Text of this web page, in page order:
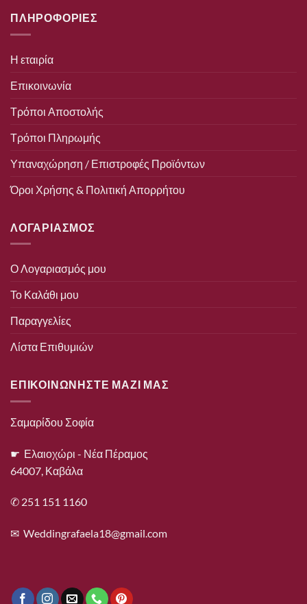
ΠΛΗΡΟΦΟΡΙΕΣ
Η εταιρία
Επικοινωνία
Τρόποι Αποστολής
Τρόποι Πληρωμής
Υπαναχώρηση / Επιστροφές Προϊόντων
Όροι Χρήσης & Πολιτική Απορρήτου
ΛΟΓΑΡΙΑΣΜΟΣ
Ο Λογαριασμός μου
Το Καλάθι μου
Παραγγελίες
Λίστα Επιθυμιών
ΕΠΙΚΟΙΝΩΝΗΣΤΕ ΜΑΖΙ ΜΑΣ
Σαμαρίδου Σοφία
☛ Ελαιοχώρι - Νέα Πέραμος
64007, Καβάλα
✆ 251 151 1160
✉ Weddingrafaela18@gmail.com